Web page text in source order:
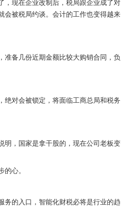
，现在企业改制后，税局跟企业成了对
会被税局约谈。会计的工作也变得越来
备几份近期金额比较大购销合同，负
绝对会被锁定，将面临工商总局和税务
明，国家是拿干股的，现在公司老板变
心。
务的入口，智能化财税必将是行业的趋